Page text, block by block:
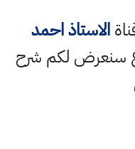
الاستاذ احمد
سنعرض لكم شرح